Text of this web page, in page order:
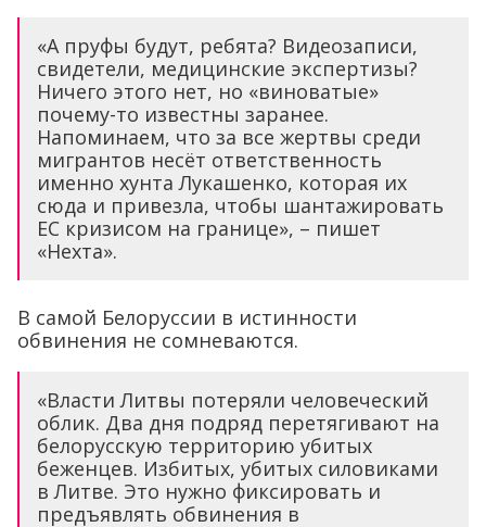
«А пруфы будут, ребята? Видеозаписи,
свидетели, медицинские экспертизы?
Ничего этого нет, но «виноватые»
почему-то известны заранее.
Напоминаем, что за все жертвы среди
мигрантов несёт ответственность
именно хунта Лукашенко, которая их
сюда и привезла, чтобы шантажировать
ЕС кризисом на границе», – пишет
«Нехта».
В самой Белоруссии в истинности
обвинения не сомневаются.
«Власти Литвы потеряли человеческий
облик. Два дня подряд перетягивают на
белорусскую территорию убитых
беженцев. Избитых, убитых силовиками
в Литве. Это нужно фиксировать и
предъявлять обвинения в